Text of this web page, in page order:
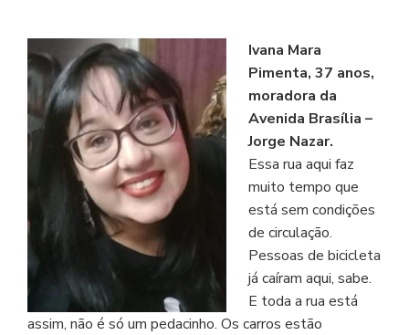
Ivana Mara
Pimenta, 37 anos,
moradora da
Avenida Brasília –
Jorge Nazar.
Essa rua aqui faz
muito tempo que
está sem condições
de circulação.
Pessoas de bicicleta
já caíram aqui, sabe.
E toda a rua está
assim, não é só um pedacinho. Os carros estão